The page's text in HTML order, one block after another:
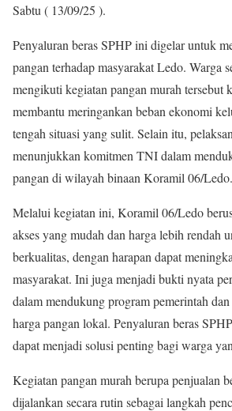
Sabtu ( 13/09/25 ).
Penyaluran beras SPHP ini digelar untuk
pangan terhadap masyarakat Ledo. Warga
mengikuti kegiatan pangan murah tersebut
membantu meringankan beban ekonomi
tengah situasi yang sulit. Selain itu,
menunjukkan komitmen TNI dalam
pangan di wilayah binaan Koramil 06/Ledo.
Melalui kegiatan ini, Koramil 06/Ledo
akses yang mudah dan harga lebih rendah
berkualitas, dengan harapan dapat
masyarakat. Ini juga menjadi bukti nyata
dalam mendukung program pemerintah
harga pangan lokal. Penyaluran beras
dapat menjadi solusi penting bagi warga
Kegiatan pangan murah berupa penjualan
dijalankan secara rutin sebagai langkah